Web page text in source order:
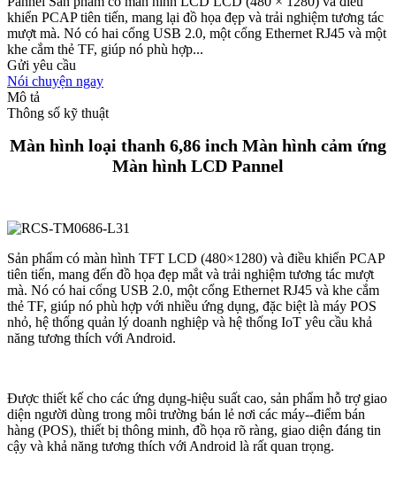
khiển PCAP tiên tiến, mang lại đồ họa đẹp và trải nghiệm tương tác
mượt mà. Nó có hai cổng USB 2.0, một cổng Ethernet RJ45 và một
khe cắm thẻ TF, giúp nó phù hợp...
Gửi yêu cầu
Nói chuyện ngay
Mô tả
Thông số kỹ thuật
Màn hình loại thanh 6,86 inch Màn hình cảm ứng
Màn hình LCD Pannel
Sản phẩm có màn hình TFT LCD (480×1280) và điều khiển PCAP
tiên tiến, mang đến đồ họa đẹp mắt và trải nghiệm tương tác mượt
mà. Nó có hai cổng USB 2.0, một cổng Ethernet RJ45 và khe cắm
thẻ TF, giúp nó phù hợp với nhiều ứng dụng, đặc biệt là máy POS
nhỏ, hệ thống quản lý doanh nghiệp và hệ thống IoT yêu cầu khả
năng tương thích với Android.
Được thiết kế cho các ứng dụng-hiệu suất cao, sản phẩm hỗ trợ giao
diện người dùng trong môi trường bán lẻ nơi các máy--điểm bán
hàng (POS), thiết bị thông minh, đồ họa rõ ràng, giao diện đáng tin
cậy và khả năng tương thích với Android là rất quan trọng.